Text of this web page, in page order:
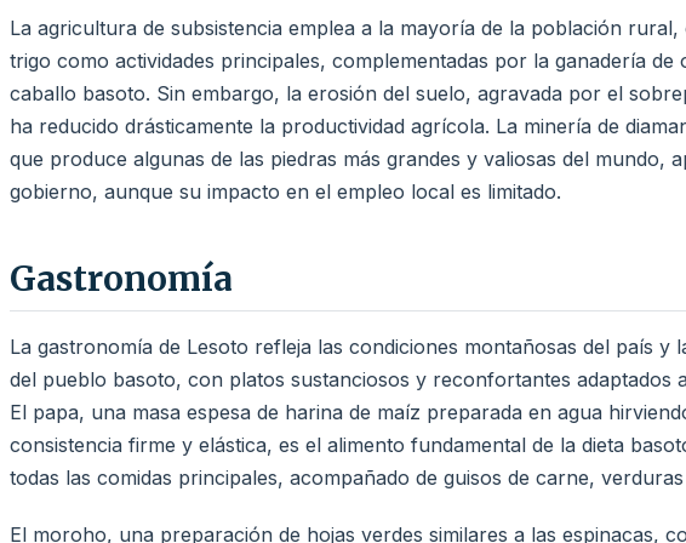
La agricultura de subsistencia emplea a la mayoría de la población
trigo como actividades principales, complementadas por la ganadería de
caballo basoto. Sin embargo, la erosión del suelo, agravada por el
ha reducido drásticamente la productividad agrícola. La minería de
que produce algunas de las piedras más grandes y valiosas del mundo,
gobierno, aunque su impacto en el empleo local es limitado.
Gastronomía
La gastronomía de Lesoto refleja las condiciones montañosas del país y
del pueblo basoto, con platos sustanciosos y reconfortantes adaptados
El papa, una masa espesa de harina de maíz preparada en agua
consistencia firme y elástica, es el alimento fundamental de la dieta
todas las comidas principales, acompañado de guisos de carne,
El moroho, una preparación de hojas verdes similares a las espinacas,